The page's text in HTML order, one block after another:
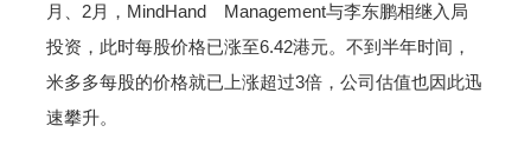
月、2月，MindHand Management与李东鹏相继入局
投资，此时每股价格已涨至6.42港元。不到半年时间，
米多多每股的价格就已上涨超过3倍，公司估值也因此迅
速攀升。